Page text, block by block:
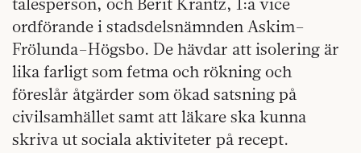
ordförande i stadsdelsnämnden Askim–
Frölunda–Högsbo. De hävdar att isolering är
lika farligt som fetma och rökning och
föreslår åtgärder som ökad satsning på
civilsamhället samt att läkare ska kunna
skriva ut sociala aktiviteter på recept.